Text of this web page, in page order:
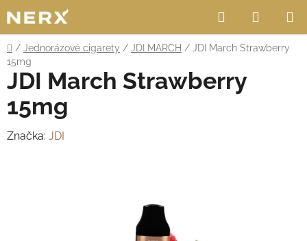
na
obsah
Hledat
KOŠÍK
Domů
/ Jednorázové cigarety / JDI MARCH / JDI March Strawberry
15mg
JDI March Strawberry
15mg
Značka: JDI